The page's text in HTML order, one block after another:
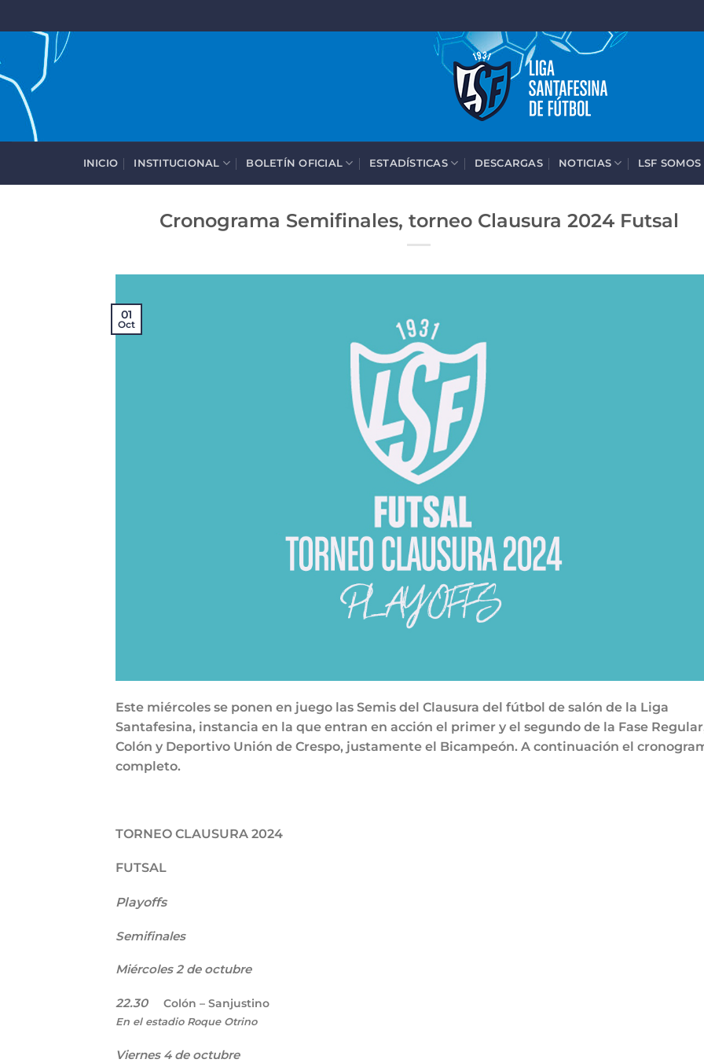
contenido
INICIO INSTITUCIONAL BOLETÍN OFICIAL ESTADÍSTICAS DESCARGAS NOTICIAS LSF
Cronograma Semifinales, torneo Clausura 2024 Futsal
01
Oct
Este miércoles se ponen en juego las Semis del Clausura del fútbol de salón de la Liga
Santafesina, instancia en la que entran en acción el primer y el segundo de la Fase
Colón y Deportivo Unión de Crespo, justamente el Bicampeón. A continuación el
completo.
TORNEO CLAUSURA 2024
FUTSAL
Playoffs
Semifinales
Miércoles 2 de octubre
22.30Colón – Sanjustino
En el estadio Roque Otrino
Viernes 4 de octubre